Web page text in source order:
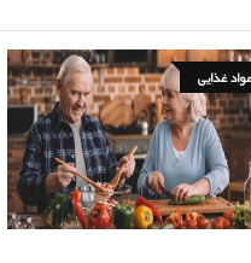
مواد غذایی